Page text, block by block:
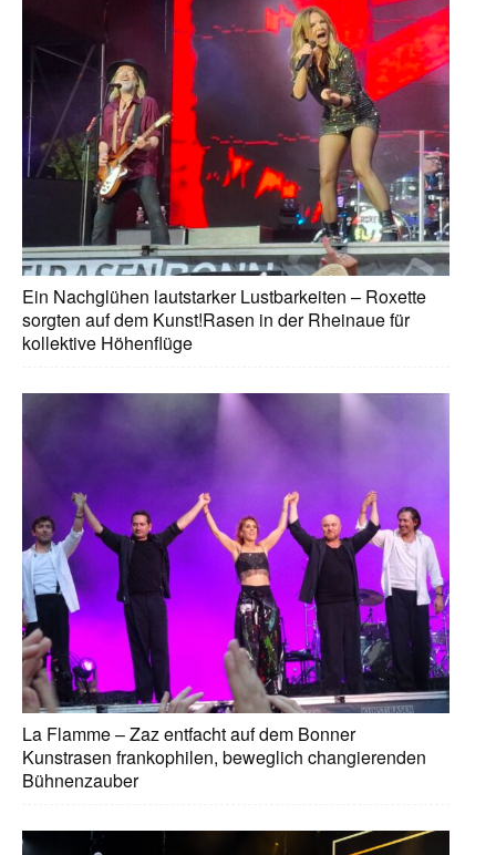
Ein Nachglühen lautstarker Lustbarkeiten – Roxette
sorgten auf dem Kunst!Rasen in der Rheinaue für
kollektive Höhenflüge
La Flamme – Zaz entfacht auf dem Bonner
Kunstrasen frankophilen, beweglich changierenden
Bühnenzauber